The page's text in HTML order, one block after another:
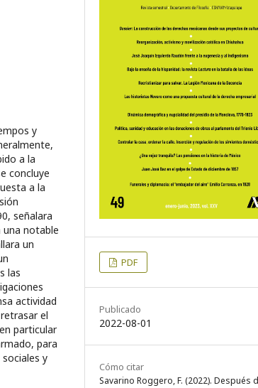
y
a la
concluye
a la
señalara
una notable
un
las
actividad
el
particular
para
y
PDF
Publicado
2022-08-01
Cómo citar
Savarino Roggero, F. (2022). Después